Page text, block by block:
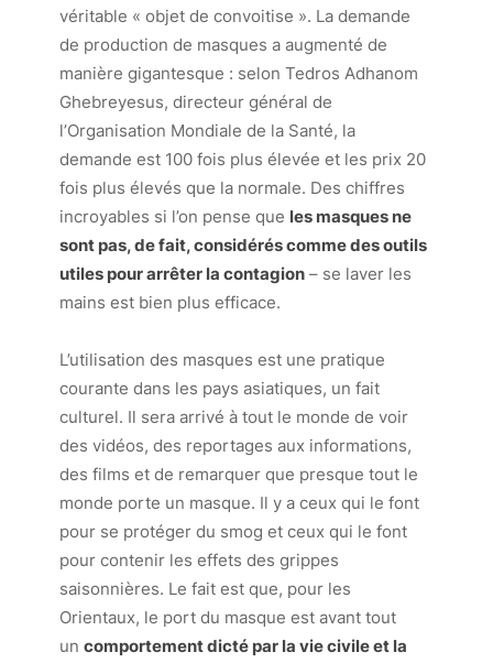
véritable « objet de convoitise ». La demande
de production de masques a augmenté de
manière gigantesque : selon Tedros Adhanom
Ghebreyesus, directeur général de
l’Organisation Mondiale de la Santé, la
demande est 100 fois plus élevée et les prix 20
fois plus élevés que la normale. Des chiffres
incroyables si l’on pense que les masques ne
sont pas, de fait, considérés comme des outils
utiles pour arrêter la contagion – se laver les
mains est bien plus efficace.
L’utilisation des masques est une pratique
courante dans les pays asiatiques, un fait
culturel. Il sera arrivé à tout le monde de voir
des vidéos, des reportages aux informations,
des films et de remarquer que presque tout le
monde porte un masque. Il y a ceux qui le font
pour se protéger du smog et ceux qui le font
pour contenir les effets des grippes
saisonnières. Le fait est que, pour les
Orientaux, le port du masque est avant tout
uncomportement dicté par la vie civile et la